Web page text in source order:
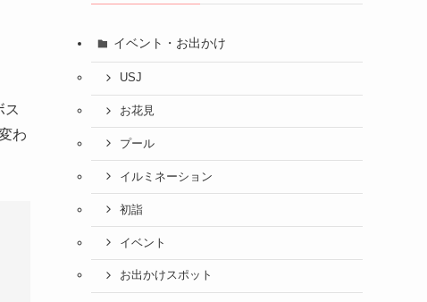
ス
わ
イベント・お出かけ
USJ
お花見
プール
イルミネーション
初詣
イベント
お出かけスポット